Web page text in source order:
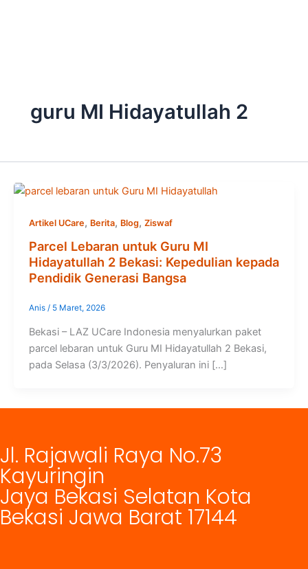
guru MI Hidayatullah 2
Artikel UCare, Berita, Blog, Ziswaf
Parcel Lebaran untuk Guru MI
Hidayatullah 2 Bekasi: Kepedulian kepada
Pendidik Generasi Bangsa
Anis / 5 Maret, 2026
Bekasi – LAZ UCare Indonesia menyalurkan paket
parcel lebaran untuk Guru MI Hidayatullah 2 Bekasi,
pada Selasa (3/3/2026). Penyaluran ini […]
Jl. Rajawali Raya No.73
Kayuringin
Jaya Bekasi Selatan Kota
Bekasi Jawa Barat 17144